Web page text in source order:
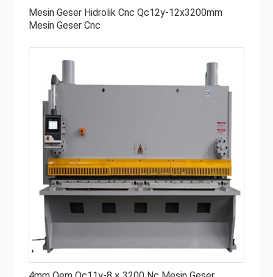
Mesin Geser Hidrolik Cnc Qc12y-12x3200mm
Mesin Geser Cnc